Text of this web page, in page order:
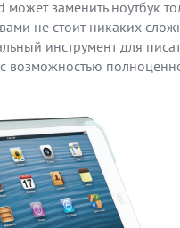
заменить ноутбук
не стоит никаких
инструмент для